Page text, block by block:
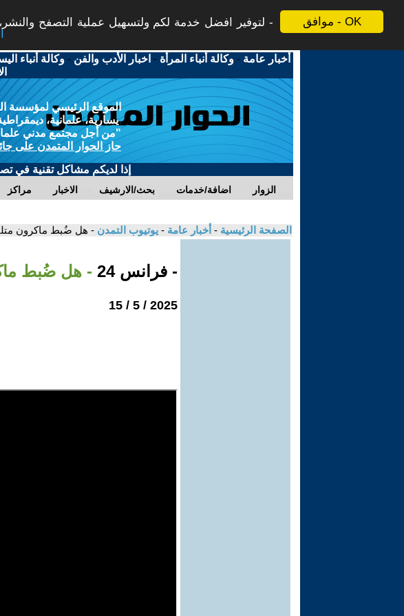
موافق - OK
لتوفير افضل خدمة لكم ولتسهيل عملية التصفح
أخبار عامة -وكالة أنباء المرأة - اخبار الأدب والفن -وكالة أنباء
الموقع الرئيسي لمؤسسة
يسارية، علمانية،
"من أجل مجتمع مدني
حاز الحوار المتمدن على
إذا لديكم مشاكل تقنية في
مراكز الاخبار بحث/الارشيف اضافة/خدمات الزوار
الصفحة الرئيسية - أخبار عامة - يوتيوب التمدن - هل ضُبط ماكرون
- فرانس 24 - هل ضُبط
2025 / 5 / 15